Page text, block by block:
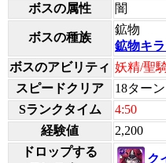
ボスの属性
闇
ボスの種族
鉱物
鉱物キ
ボスのアビリティ 妖精/聖
スピードクリア
18ターン
Sランクタイム
4:50
経験値
2,200
ドロップする
ク